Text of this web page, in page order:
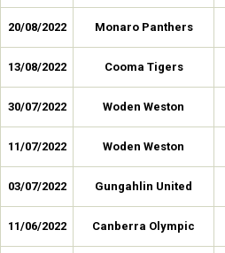
20/08/2022 Monaro Panthers
13/08/2022 Cooma Tigers
30/07/2022 Woden Weston
11/07/2022 Woden Weston
03/07/2022 Gungahlin United
11/06/2022 Canberra Olympic